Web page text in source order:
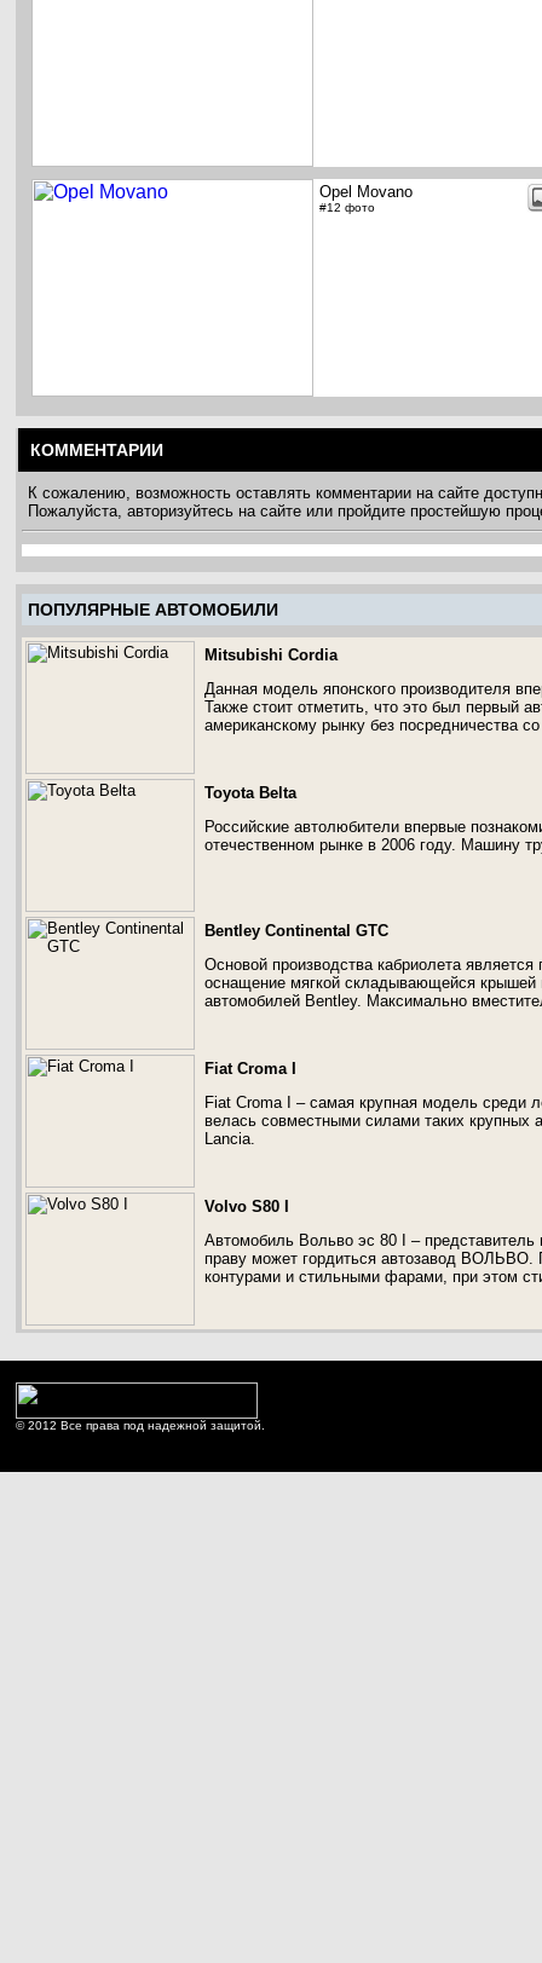
Opel Movano
#12 фото
КОММЕНТАРИИ
К сожалению, возможность оставлять комментарии на сайте
Пожалуйста, авторизуйтесь на сайте или пройдите простейшую
ПОПУЛЯРНЫЕ АВТОМОБИЛИ
Mitsubishi Cordia
Данная модель японского производителя
Также стоит отметить, что это был первый
американскому рынку без посредничества
Toyota Belta
Российские автолюбители впервые
отечественном рынке в 2006 году. Машину
Bentley Continental GTC
Основой производства кабриолета
оснащение мягкой складывающейся крышей
автомобилей Bentley. Максимально
Fiat Croma I
Fiat Croma I – самая крупная модель среди
велась совместными силами таких крупных
Lancia.
Volvo S80 I
Автомобиль Вольво эс 80 I –
праву может гордиться автозавод ВОЛЬВО.
контурами и стильными фарами, при этом
© 2012 Все права под надежной защитой.